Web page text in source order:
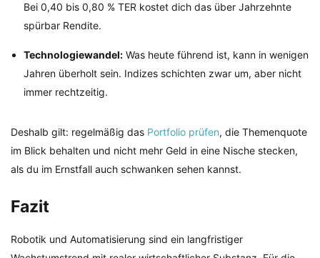
Bei 0,40 bis 0,80 % TER kostet dich das über Jahrzehnte
spürbar Rendite.
Technologiewandel: Was heute führend ist, kann in wenigen
Jahren überholt sein. Indizes schichten zwar um, aber nicht
immer rechtzeitig.
Deshalb gilt: regelmäßig das Portfolio prüfen, die Themenquote
im Blick behalten und nicht mehr Geld in eine Nische stecken,
als du im Ernstfall auch schwanken sehen kannst.
Fazit
Robotik und Automatisierung sind ein langfristiger